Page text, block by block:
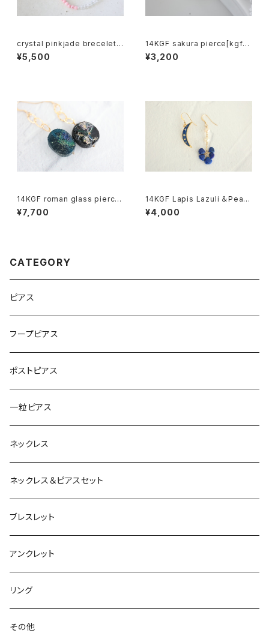
crystal pinkjade brecelet
[kgf5011]
¥5,500
14KGF sakura pierce[kgf0
651]
¥3,200
14KGF roman glass pierce
[kgf5559]
¥7,700
14KGF Lapis Lazuli ＆Pearl
pierce[kgf5567]
¥4,000
CATEGORY
ピアス
フープピアス
ポストピアス
一粒ピアス
ネックレス
ネックレス＆ピアスセット
ブレスレット
アンクレット
リング
その他